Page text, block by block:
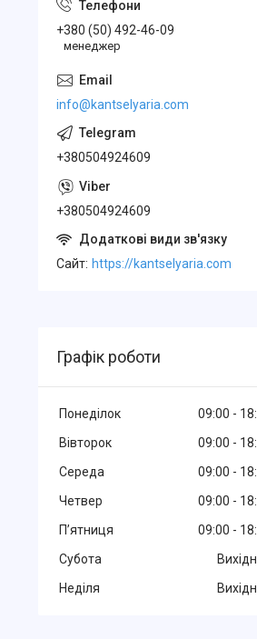
+380 (50) 492-46-09
менеджер
info@kantselyaria.com
+380504924609
+380504924609
Cайт https://kantselyaria.com
Графік роботи
Понеділок 09:00
Вівторок
09:00
Середа
09:00
Четвер
09:00
Пʼятниця
09:00
Субота
Неділя